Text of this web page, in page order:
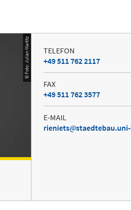
© Foto: Julian Martitz
TELEFON
+49 511 762 2117
FAX
+49 511 762 3577
E-MAIL
rieniets